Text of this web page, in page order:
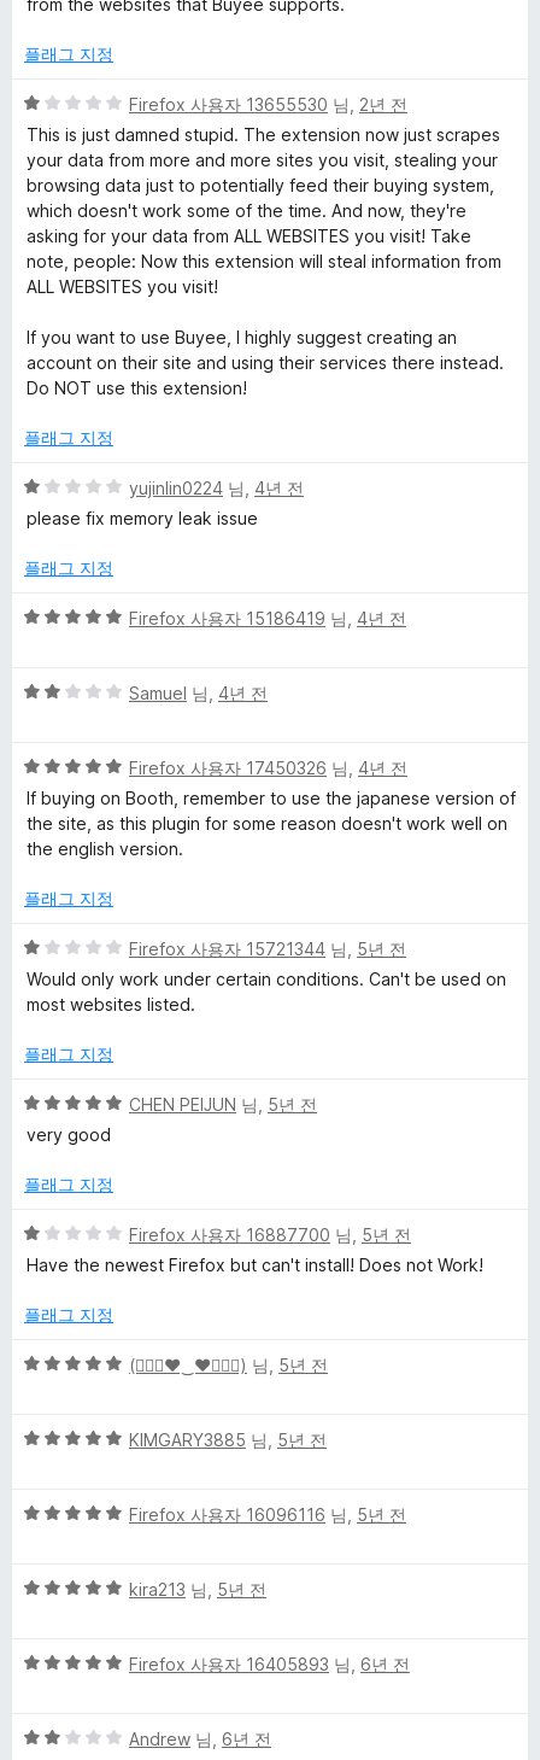
리
뷰
1
from the websites that Buyee supports.
플래그 지정
5
점
만
점
에
1
점
Firefox 사용자 13655530 님, 2년 전
This is just damned stupid. The extension now just scrapes
your data from more and more sites you visit, stealing your
browsing data just to potentially feed their buying system,
which doesn't work some of the time. And now, they're
asking for your data from ALL WEBSITES you visit! Take
note, people: Now this extension will steal information from
ALL WEBSITES you visit!
If you want to use Buyee, I highly suggest creating an
account on their site and using their services there instead.
Do NOT use this extension!
플래그 지정
5
점
점
1
yujinlin0224 님, 4년 전
please fix memory leak issue
플래그 지정
5
점
점
Firefox 사용자 15186419 님, 4년 전
5
점
에
2
점
Samuel 님, 4년 전
5
점
만
점
5
Firefox 사용자 17450326 님, 4년 전
If buying on Booth, remember to use the japanese version of
the site, as this plugin for some reason doesn't work well on
the english version.
플래그 지정
5
점
만
에
점
Firefox 사용자 15721344 님, 5년 전
Would only work under certain conditions. Can't be used on
most websites listed.
플래그 지정
5
점
점
5
점
CHEN PEIJUN 님, 5년 전
very good
플래그 지정
5
점
점
1
Firefox 사용자 16887700 님, 5년 전
Have the newest Firefox but can't install! Does not Work!
플래그 지정
5
점
점
(๑⃙⃘♥‿♥๑⃙⃘) 님, 5년 전
5
점
점
KIMGARY3885 님, 5년 전
5
점
점
Firefox 사용자 16096116 님, 5년 전
5
점
점
kira213 님, 5년 전
5
점
Firefox 사용자 16405893 님, 6년 전
5
Andrew 님, 6년 전